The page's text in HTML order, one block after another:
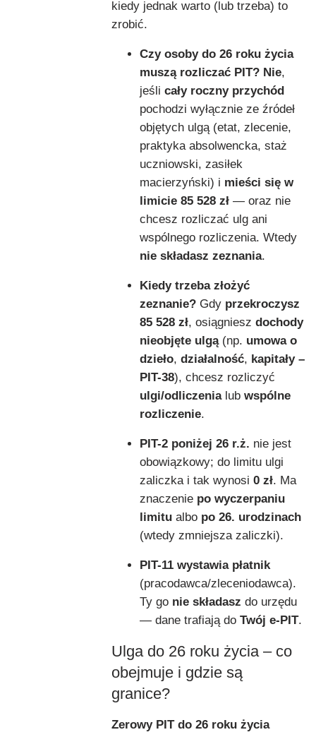
kiedy jednak warto (lub trzeba) to
zrobić.
Czy osoby do 26 roku życia
muszą rozliczać PIT? Nie,
jeśli cały roczny przychód
pochodzi wyłącznie ze źródeł
objętych ulgą (etat, zlecenie,
praktyka absolwencka, staż
uczniowski, zasiłek
macierzyński) i mieści się w
limicie 85 528 zł — oraz nie
chcesz rozliczać ulg ani
wspólnego rozliczenia. Wtedy
nie składasz zeznania.
Kiedy trzeba złożyć
zeznanie? Gdy przekroczysz
85 528 zł, osiągniesz dochody
nieobjęte ulgą(np. umowa o
dzieło, działalność, kapitały –
PIT-38), chcesz rozliczyć
ulgi/odliczenialub wspólne
rozliczenie.
PIT-2 poniżej 26 r.ż. nie jest
obowiązkowy; do limitu ulgi
zaliczka i tak wynosi 0 zł. Ma
znaczenie po wyczerpaniu
limitu albo po 26. urodzinach
(wtedy zmniejsza zaliczki).
PIT-11 wystawia płatnik
(pracodawca/zleceniodawca).
Ty go nie składasz do urzędu
— dane trafiają do Twój e-PIT.
Ulga do 26 roku życia – co
obejmuje i gdzie są
granice?
Zerowy PIT do 26 roku życia